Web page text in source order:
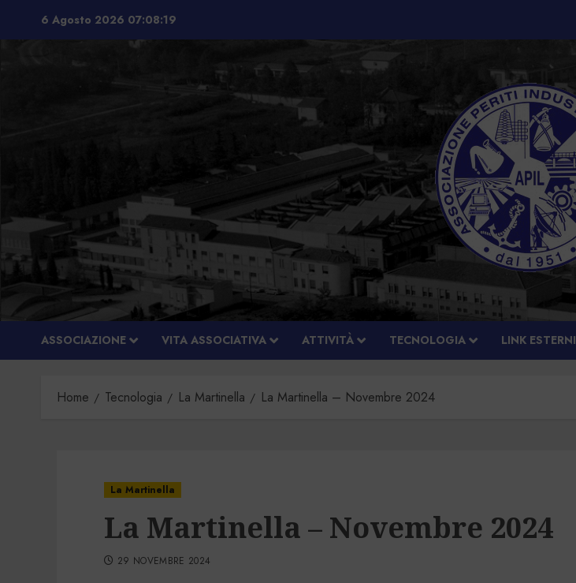
6 Agosto 2026 07:08:20
ASSOCIAZIONE VITA ASSOCIATIVA ATTIVITÀ TECNOLOGIA LINK ESTERNI
Home Tecnologia La Martinella La Martinella – Novembre 2024
La Martinella
La Martinella – Novembre 2024
29 NOVEMBRE 2024